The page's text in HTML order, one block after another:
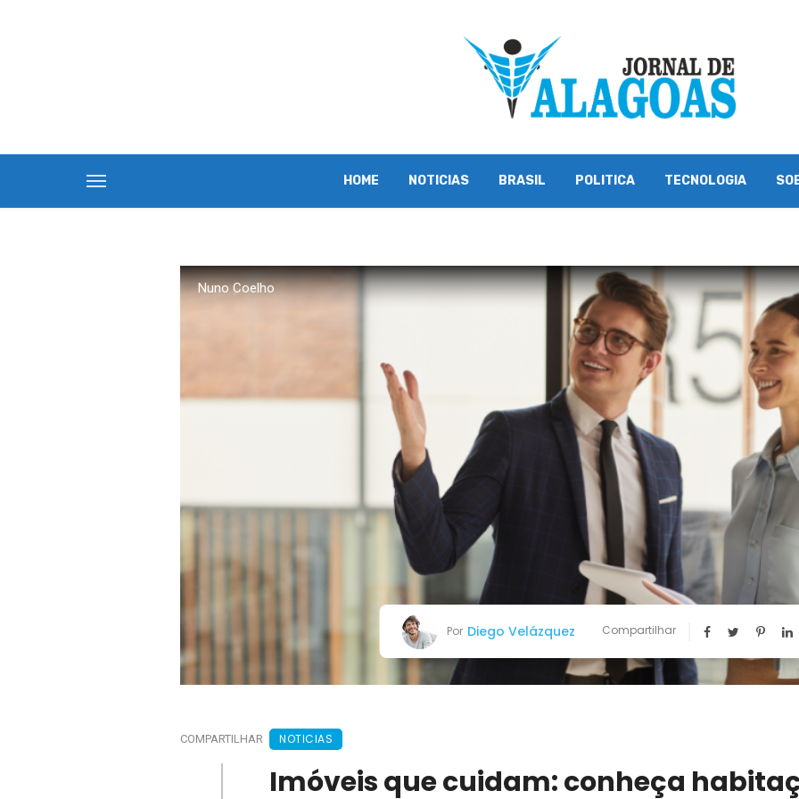
HOME NOTICIAS BRASIL POLITICA TECNOLOGIA
Nuno Coelho
Por Diego Velázquez Compartilhar
COMPARTILHAR NOTICIAS
Imóveis que cuidam: conheça